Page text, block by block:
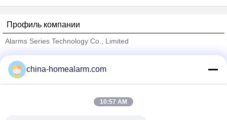
Профиль компании
Alarms Series Technology Co., Limited
Trust Seal
Verified Suplier
china-homealarm.com
10:57 AM